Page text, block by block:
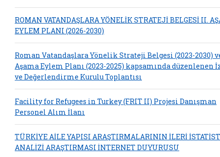
ROMAN VATANDAŞLARA YÖNELİK STRATEJİ BELGESİ II.
EYLEM PLANI (2026-2030)
Roman Vatandaşlara Yönelik Strateji Belgesi (2023-2030)
Aşama Eylem Planı (2023-2025) kapsamında düzenlenen
ve Değerlendirme Kurulu Toplantısı
Facility for Refugees in Turkey (FRIT II) Projesi Danışman
Personel Alım İlanı
TÜRKİYE AİLE YAPISI ARAŞTIRMALARININ İLERİ
ANALİZİ ARAŞTIRMASI İNTERNET DUYURUSU